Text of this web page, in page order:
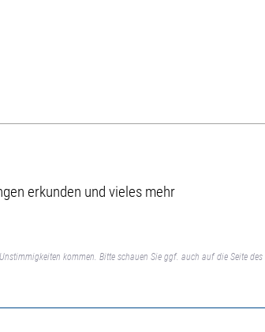
erkunden und vieles mehr
kommen. Bitte schauen Sie ggf. auch auf die Seite